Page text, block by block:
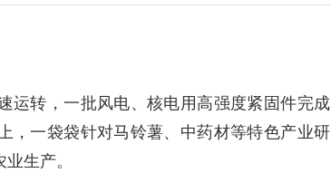
运转，一批风电、核电用高强度紧固件完成
，一袋袋针对马铃薯、中药材等特色产业研
生产。